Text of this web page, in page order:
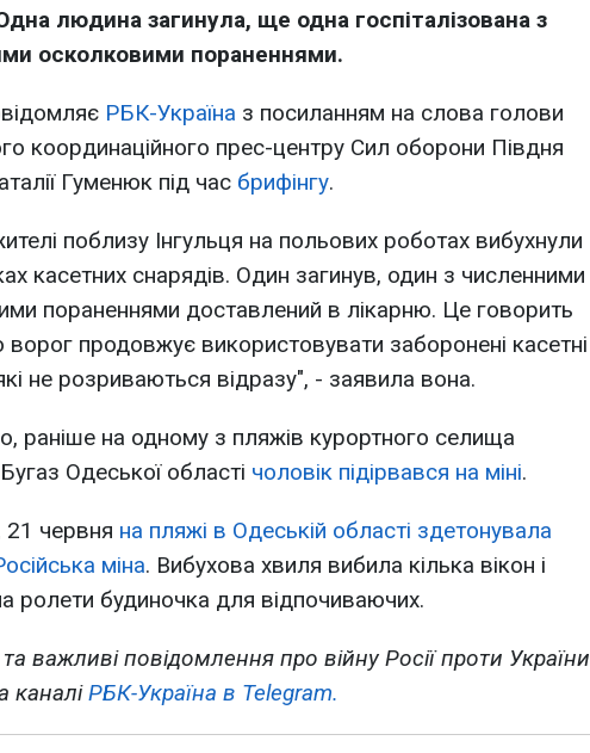
людина загинула, ще одна госпіталізована з
осколковими пораненнями.
РБК-Україна з посиланням на слова голови
координаційного прес-центру Сил оборони Півдня
Гуменюк під час брифінгу.
поблизу Інгульця на польових роботах вибухнули
касетних снарядів. Один загинув, один з численними
пораненнями доставлений в лікарню. Це говорить
продовжує використовувати заборонені касетні
не розриваються відразу", - заявила вона.
раніше на одному з пляжів курортного селища
Одеської області чоловік підірвався на міні.
21 червня на пляжі в Одеській області здетонувала
міна. Вибухова хвиля вибила кілька вікон і
ролети будиночка для відпочиваючих.
та важливі повідомлення про війну Росії проти України
каналіРБК-Україна в Telegram.